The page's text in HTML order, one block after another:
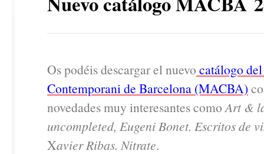
Os podéis descargar el nuevo catálogo
Contemporani de Barcelona (MACBA)
novedades muy interesantes comoArt &
uncompleted, Eugeni Bonet. Escritos de
Xavier Ribas. Nitrate.